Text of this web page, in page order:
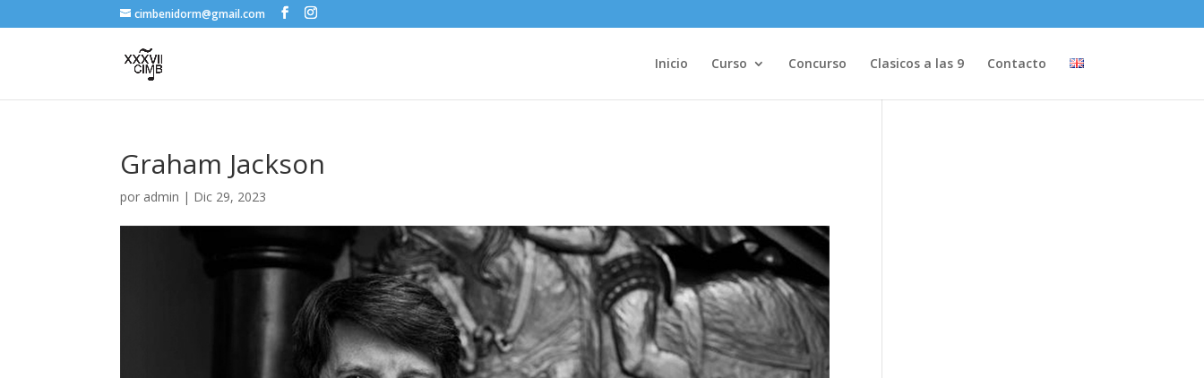
cimbenidorm@gmail.com
Inicio Curso Concurso Clasicos a las 9 Contacto
Graham Jackson
por admin | Dic 29, 2023